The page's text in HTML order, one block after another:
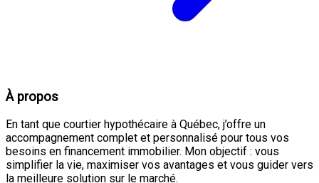
À propos
En tant que courtier hypothécaire à Québec, j’offre un
accompagnement complet et personnalisé pour tous vos
besoins en financement immobilier. Mon objectif : vous
simplifier la vie, maximiser vos avantages et vous guider vers
la meilleure solution sur le marché.